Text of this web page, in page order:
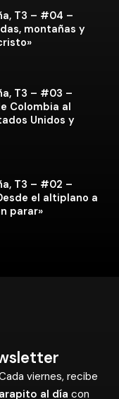
T3 – #02 –
el altiplano a
parar»
viernes, recibe